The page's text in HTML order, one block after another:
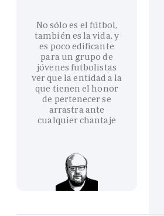
No sólo es el fútbol,
también es la vida, y
es poco edificante
para un grupo de
jóvenes futbolistas
ver que la entidad a la
que tienen el honor
de pertenecer se
arrastra ante
cualquier chantaje